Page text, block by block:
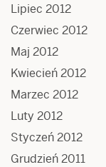
Lipiec 2012
Czerwiec 2012
Maj 2012
Kwiecień 2012
Marzec 2012
Luty 2012
Styczeń 2012
Grudzień 2011